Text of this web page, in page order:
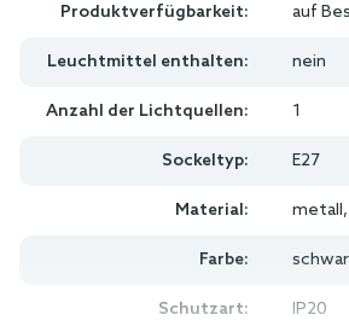
Produktverfügbarkeit: auf
Leuchtmittel enthalten: nein
Anzahl der Lichtquellen: 1
Sockeltyp: E27
Material: metall,
Farbe:
Schutzart: IP20